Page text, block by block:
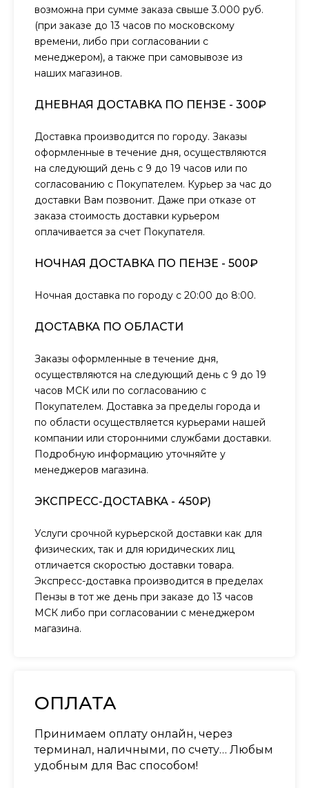
возможна при сумме заказа свыше 3.000 руб.
(при заказе до 13 часов по московскому
времени, либо при согласовании с
менеджером), а также при самовывозе из
наших магазинов.
ДНЕВНАЯ ДОСТАВКА ПО ПЕНЗЕ - 300₽
Доставка производится по городу. Заказы
оформленные в течение дня, осуществляются
на следующий день с 9 до 19 часов или по
согласованию с Покупателем. Курьер за час до
доставки Вам позвонит. Даже при отказе от
заказа стоимость доставки курьером
оплачивается за счет Покупателя.
НОЧНАЯ ДОСТАВКА ПО ПЕНЗЕ - 500₽
Ночная доставка по городу с 20:00 до 8:00.
ДОСТАВКА ПО ОБЛАСТИ
Заказы оформленные в течение дня,
осуществляются на следующий день с 9 до 19
часов МСК или по согласованию с
Покупателем. Доставка за пределы города и
по области осуществляется курьерами нашей
компании или сторонними службами доставки.
Подробную информацию уточняйте у
менеджеров магазина.
ЭКСПРЕСС-ДОСТАВКА - 450₽)
Услуги срочной курьерской доставки как для
физических, так и для юридических лиц
отличается скоростью доставки товара.
Экспресс-доставка производится в пределах
Пензы в тот же день при заказе до 13 часов
МСК либо при согласовании с менеджером
магазина.
ОПЛАТА
Принимаем оплату онлайн, через
терминал, наличными, по счету… Любым
удобным для Вас способом!